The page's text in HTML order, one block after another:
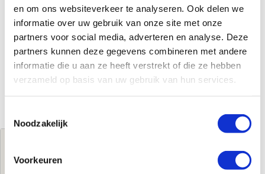
en om ons websiteverkeer te analyseren. Ook delen we
informatie over uw gebruik van onze site met onze
partners voor social media, adverteren en analyse. Deze
partners kunnen deze gegevens combineren met andere
informatie die u aan ze heeft verstrekt of die ze hebben
verzameld op basis van uw gebruik van hun services.
Noodzakelijk
Voorkeuren
€810,21per stuk